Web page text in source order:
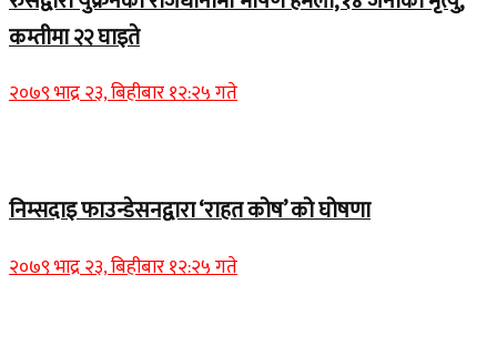
कम्तीमा २२ घाइते
२०७९ भाद्र २३, बिहीबार १२:२५ गते
निम्सदाइ फाउन्डेसनद्वारा ‘राहत कोष’ को घोषणा
२०७९ भाद्र २३, बिहीबार १२:२५ गते